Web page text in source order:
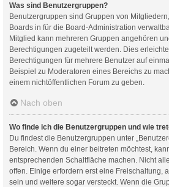
Was sind Benutzergruppen?
Benutzergruppen sind Gruppen von
Boards in für die Board-Administration
Mitglied kann mehreren Gruppen angehören
Berechtigungen zugeteilt werden. Dies
Berechtigungen für mehrere Benutzer auf
Beispiel zu Moderatoren eines Bereichs zu
einem nichtöffentlichen Forum zu geben.
Nach oben
Wo finde ich die Benutzergruppen und wie
Du findest die Benutzergruppen unter
Bereich. Wenn du einer beitreten möchtest,
entsprechenden Schaltfläche machen. Nicht
offen. Einige erfordern erst eine Freischaltung,
sein und weitere sogar versteckt. Wenn die